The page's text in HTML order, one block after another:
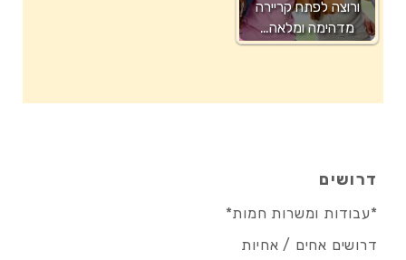
ורוצה לפתח קריירה
מדהימה ומלאה…
דרושים
*עבודות ומשרות חמות*
דרושים אחים / אחיות